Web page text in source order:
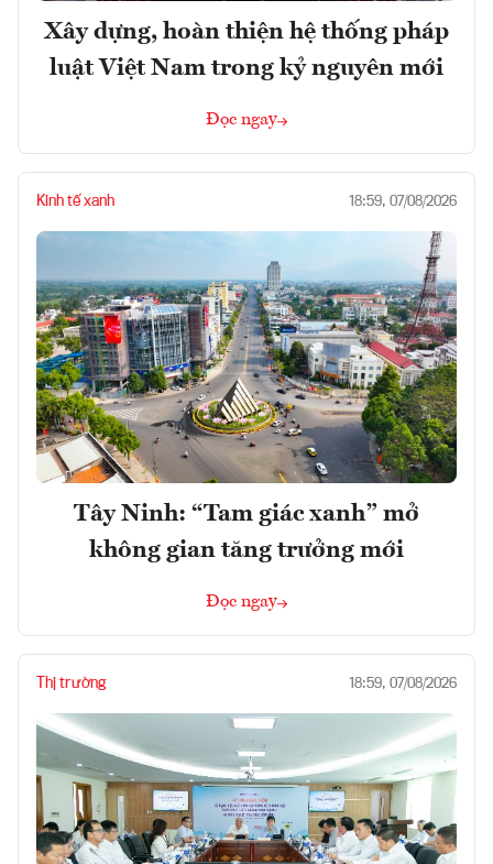
Xây dựng, hoàn thiện hệ thống pháp
luật Việt Nam trong kỷ nguyên mới
Đọc ngay
Kinh tế xanh 18:59, 07/08/2026
Tây Ninh: “Tam giác xanh” mở
không gian tăng trưởng mới
Đọc ngay
Thị trường 18:59, 07/08/2026